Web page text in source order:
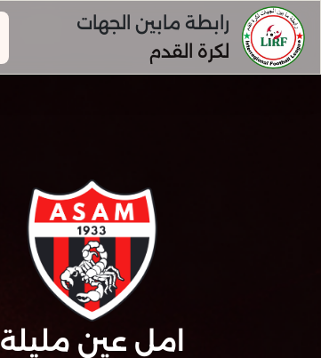
رابطة مابين الجهات
لكرة القدم
امل عين مليلة